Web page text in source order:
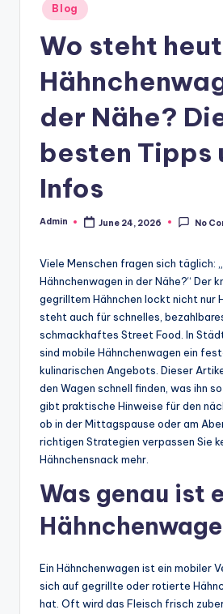
Posted
in
Blog
Wo steht
der Nähe?
besten Tipps
Infos
Posted
Admin June 24, 2026 No
Viele Menschen fragen sich täglich:
Hähnchenwagen in der Nähe?“ Der
gegrilltem Hähnchen lockt nicht nur
steht auch für schnelles,
schmackhaftes Street Food. In
sind mobile Hähnchenwagen ein
kulinarischen Angebots. Dieser
den Wagen schnell finden, was ihn
gibt praktische Hinweise für den
ob in der Mittagspause oder am
richtigen Strategien verpassen Sie
Hähnchensnack mehr.
Was genau ist
Ein Hähnchenwagen ist ein mobiler
sich auf gegrillte oder rotierte
hat. Oft wird das Fleisch frisch